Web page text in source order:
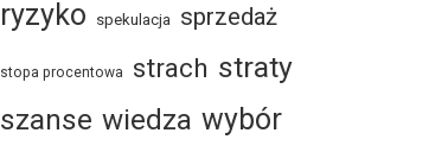
ryzyko spekulacja sprzedaż
stopa procentowa strach straty
szanse wiedza wybór